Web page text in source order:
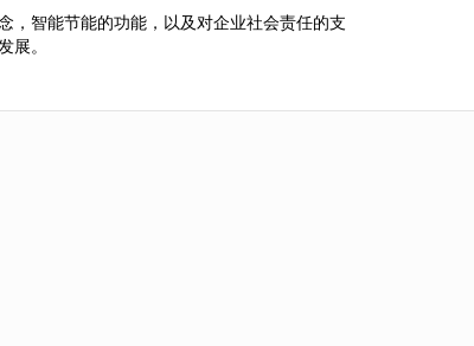
，智能节能的功能，以及对企业社会责任的支
展。